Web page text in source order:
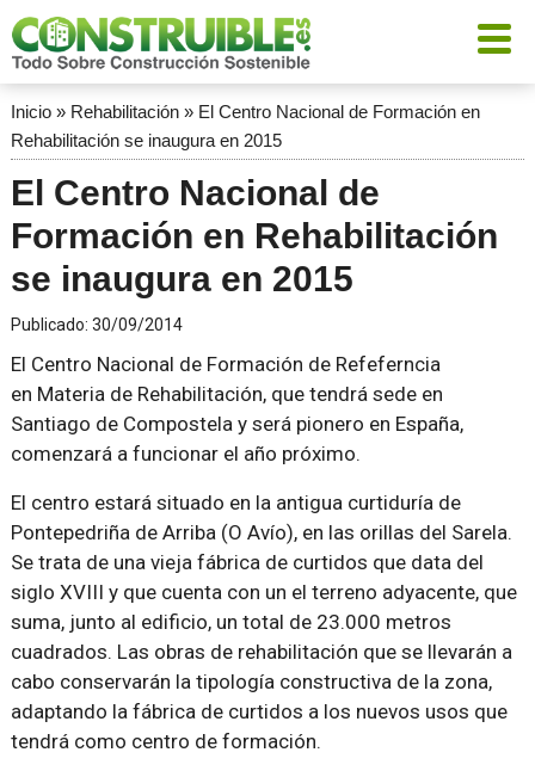
Inicio» Rehabilitación» El Centro Nacional de Formación en
Rehabilitación se inaugura en 2015
El Centro Nacional de
Formación en Rehabilitación
se inaugura en 2015
Publicado: 30/09/2014
El Centro Nacional de Formación de Refeferncia
en Materia de Rehabilitación, que tendrá sede en
Santiago de Compostela y será pionero en España,
comenzará a funcionar el año próximo.
El centro estará situado en la antigua curtiduría de
Pontepedriña de Arriba (O Avío), en las orillas del Sarela.
Se trata de una vieja fábrica de curtidos que data del
siglo XVIII y que cuenta con un el terreno adyacente, que
suma, junto al edificio, un total de 23.000 metros
cuadrados. Las obras de rehabilitación que se llevarán a
cabo conservarán la tipología constructiva de la zona,
adaptando la fábrica de curtidos a los nuevos usos que
tendrá como centro de formación.